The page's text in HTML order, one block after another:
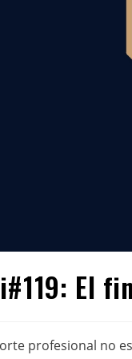
El
profesional no